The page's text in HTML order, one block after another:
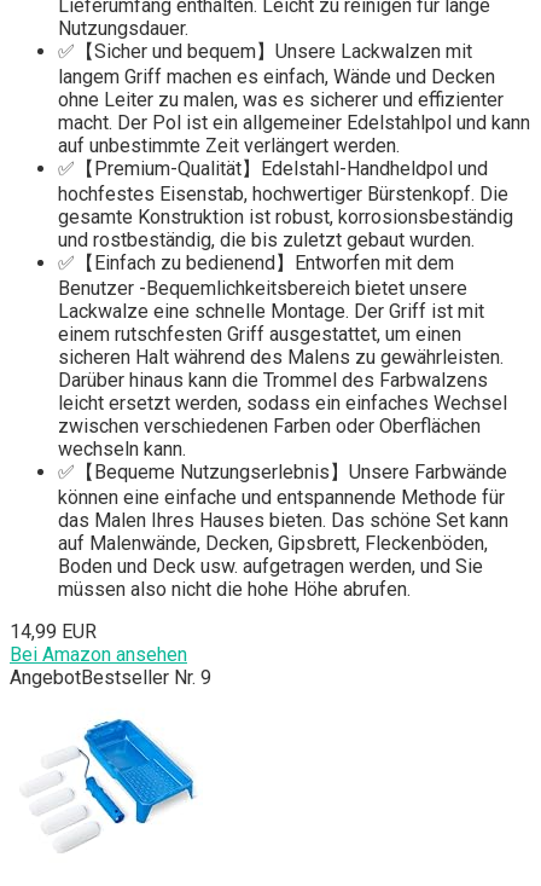
Lieferumfang enthalten. Leicht zu reinigen für lange
Nutzungsdauer.
✅【Sicher und bequem】Unsere Lackwalzen mit
langem Griff machen es einfach, Wände und Decken
ohne Leiter zu malen, was es sicherer und effizienter
macht. Der Pol ist ein allgemeiner Edelstahlpol und kann
auf unbestimmte Zeit verlängert werden.
✅【Premium-Qualität】Edelstahl-Handheldpol und
hochfestes Eisenstab, hochwertiger Bürstenkopf. Die
gesamte Konstruktion ist robust, korrosionsbeständig
und rostbeständig, die bis zuletzt gebaut wurden.
✅【Einfach zu bedienend】Entworfen mit dem
Benutzer -Bequemlichkeitsbereich bietet unsere
Lackwalze eine schnelle Montage. Der Griff ist mit
einem rutschfesten Griff ausgestattet, um einen
sicheren Halt während des Malens zu gewährleisten.
Darüber hinaus kann die Trommel des Farbwalzens
leicht ersetzt werden, sodass ein einfaches Wechsel
zwischen verschiedenen Farben oder Oberflächen
wechseln kann.
✅【Bequeme Nutzungserlebnis】Unsere Farbwände
können eine einfache und entspannende Methode für
das Malen Ihres Hauses bieten. Das schöne Set kann
auf Malenwände, Decken, Gipsbrett, Fleckenböden,
Boden und Deck usw. aufgetragen werden, und Sie
müssen also nicht die hohe Höhe abrufen.
14,99 EUR
Bei Amazon ansehen
AngebotBestseller Nr. 9